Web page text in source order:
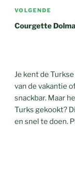
Volgend
bericht
VOLGENDE
Courgette
Je kent de
van de vakantie
snackbar. Maar
Turks gekookt?
en snel te doen.